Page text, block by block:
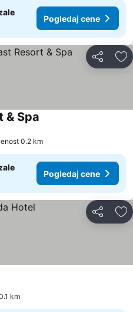
Pogledaj cene
Deli
& Spa
0.2 km
Pogledaj cene
Deli
km